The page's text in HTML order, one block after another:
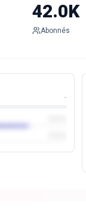
42.0K
Abonnés
-